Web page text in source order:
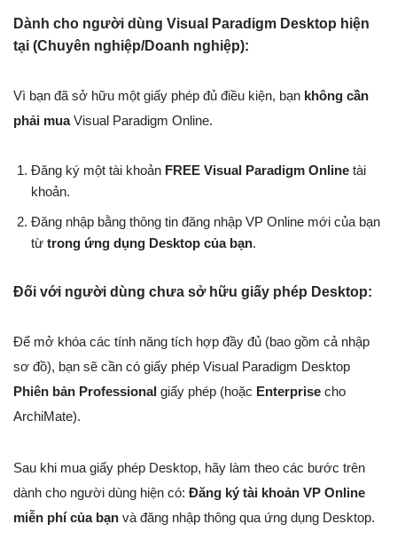
Dành cho người dùng Visual Paradigm Desktop hiện
tại (Chuyên nghiệp/Doanh nghiệp):
Vì bạn đã sở hữu một giấy phép đủ điều kiện, bạn không cần
phải muaVisual Paradigm Online.
Đăng ký một tài khoản FREE Visual Paradigm Online tài
khoản.
Đăng nhập bằng thông tin đăng nhập VP Online mới của bạn
từ trong ứng dụng Desktop của bạn.
Đối với người dùng chưa sở hữu giấy phép Desktop:
Để mở khóa các tính năng tích hợp đầy đủ (bao gồm cả nhập
sơ đồ), bạn sẽ cần có giấy phép Visual Paradigm Desktop
Phiên bản Professional giấy phép (hoặc Enterprise cho
ArchiMate).
Sau khi mua giấy phép Desktop, hãy làm theo các bước trên
dành cho người dùng hiện có: Đăng ký tài khoản VP Online
miễn phí của bạn và đăng nhập thông qua ứng dụng Desktop.